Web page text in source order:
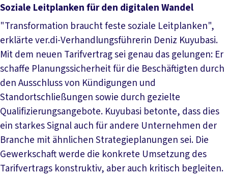
Soziale Leitplanken für den digitalen Wandel
"Transformation braucht feste soziale Leitplanken",
erklärte ver.di-Verhandlungsführerin Deniz Kuyubasi.
Mit dem neuen Tarifvertrag sei genau das gelungen: Er
schaffe Planungssicherheit für die Beschäftigten durch
den Ausschluss von Kündigungen und
Standortschließungen sowie durch gezielte
Qualifizierungsangebote. Kuyubasi betonte, dass dies
ein starkes Signal auch für andere Unternehmen der
Branche mit ähnlichen Strategieplanungen sei. Die
Gewerkschaft werde die konkrete Umsetzung des
Tarifvertrags konstruktiv, aber auch kritisch begleiten.